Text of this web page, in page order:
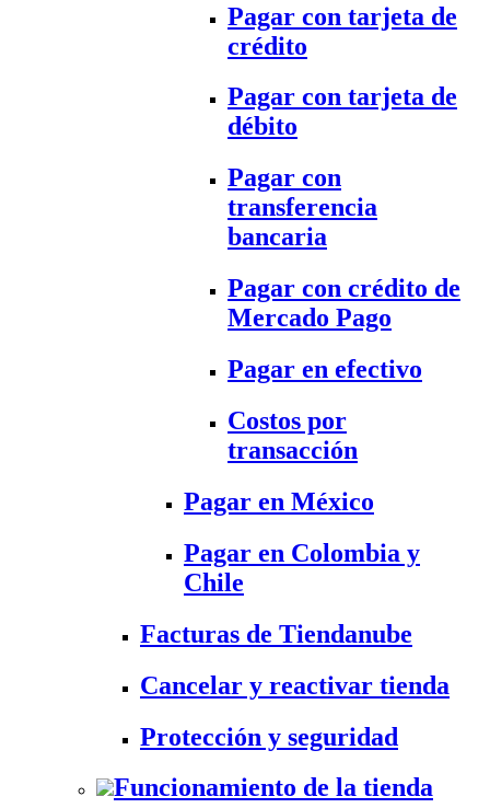
Pagar con tarjeta de
crédito
Pagar con tarjeta de
débito
Pagar con
transferencia
bancaria
Pagar con crédito de
Mercado Pago
Pagar en efectivo
Costos por
transacción
Pagar en México
Pagar en Colombia y
Chile
Facturas de Tiendanube
Cancelar y reactivar tienda
Protección y seguridad
Funcionamiento de la tienda